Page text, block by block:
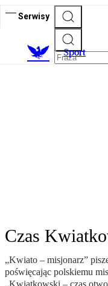
Serwisy
Sport
Czas
„Kwiato – misjonarz”
poświęcając polskiemu
„Kwiatkowski – czas